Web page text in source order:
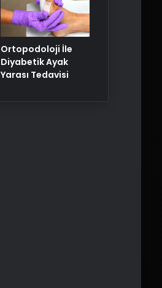
Ortopodoloji İle
Diyabetik Ayak
Yarası Tedavisi